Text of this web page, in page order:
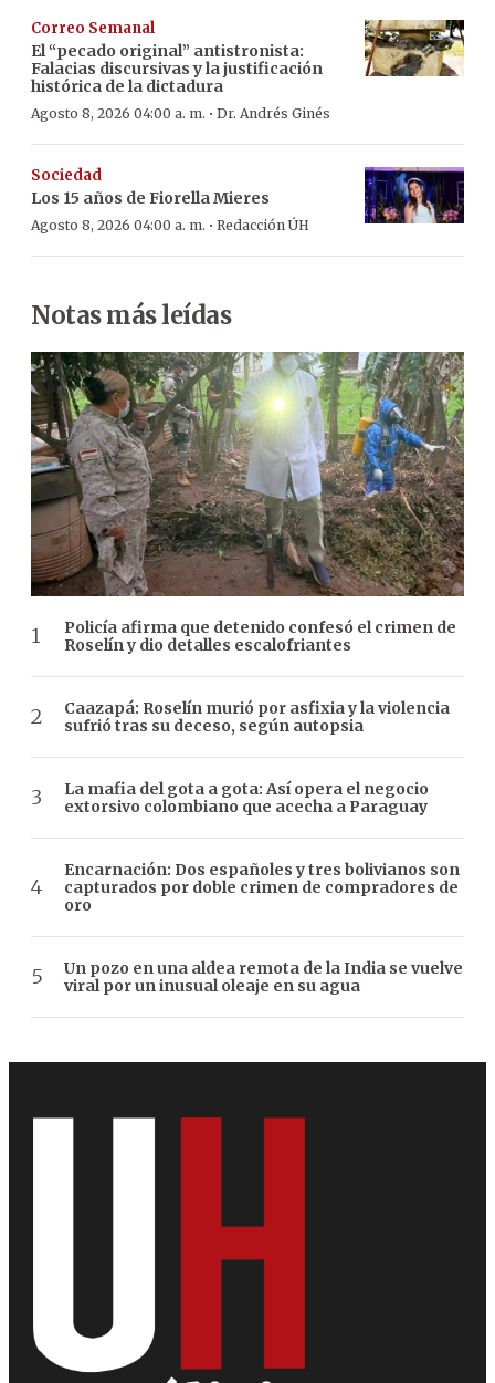
Correo Semanal
El “pecado original” antistronista:
Falacias discursivas y la justificación
histórica de la dictadura
Agosto 8, 2026 04:00 a. m. · Dr. Andrés Ginés
Sociedad
Los 15 años de Fiorella Mieres
Agosto 8, 2026 04:00 a. m. · Redacción ÚH
Notas más leídas
Policía afirma que detenido confesó el crimen de
Roselín y dio detalles escalofriantes
Caazapá: Roselín murió por asfixia y la violencia
sufrió tras su deceso, según autopsia
La mafia del gota a gota: Así opera el negocio
extorsivo colombiano que acecha a Paraguay
Encarnación: Dos españoles y tres bolivianos son
capturados por doble crimen de compradores de
oro
Un pozo en una aldea remota de la India se vuelve
viral por un inusual oleaje en su agua